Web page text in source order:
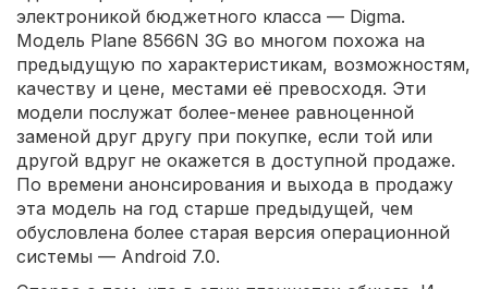
электроникой бюджетного класса — Digma.
Модель Plane 8566N 3G во многом похожа на
предыдущую по характеристикам, возможностям,
качеству и цене, местами её превосходя. Эти
модели послужат более-менее равноценной
заменой друг другу при покупке, если той или
другой вдруг не окажется в доступной продаже.
По времени анонсирования и выхода в продажу
эта модель на год старше предыдущей, чем
обусловлена более старая версия операционной
системы — Android 7.0.